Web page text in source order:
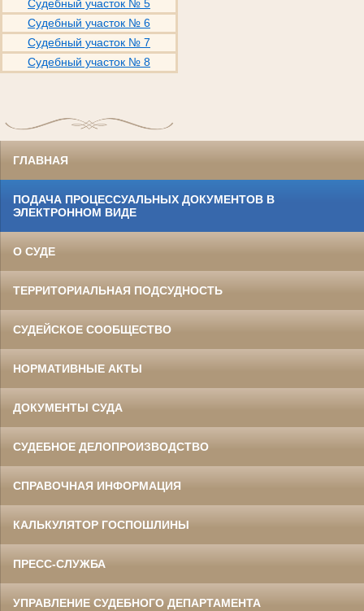
Судебный участок № 5
Судебный участок № 6
Судебный участок № 7
Судебный участок № 8
ГЛАВНАЯ
ПОДАЧА ПРОЦЕССУАЛЬНЫХ ДОКУМЕНТОВ В
ЭЛЕКТРОННОМ ВИДЕ
О СУДЕ
ТЕРРИТОРИАЛЬНАЯ ПОДСУДНОСТЬ
СУДЕЙСКОЕ СООБЩЕСТВО
НОРМАТИВНЫЕ АКТЫ
ДОКУМЕНТЫ СУДА
СУДЕБНОЕ ДЕЛОПРОИЗВОДСТВО
СПРАВОЧНАЯ ИНФОРМАЦИЯ
КАЛЬКУЛЯТОР ГОСПОШЛИНЫ
ПРЕСС-СЛУЖБА
УПРАВЛЕНИЕ СУДЕБНОГО ДЕПАРТАМЕНТА